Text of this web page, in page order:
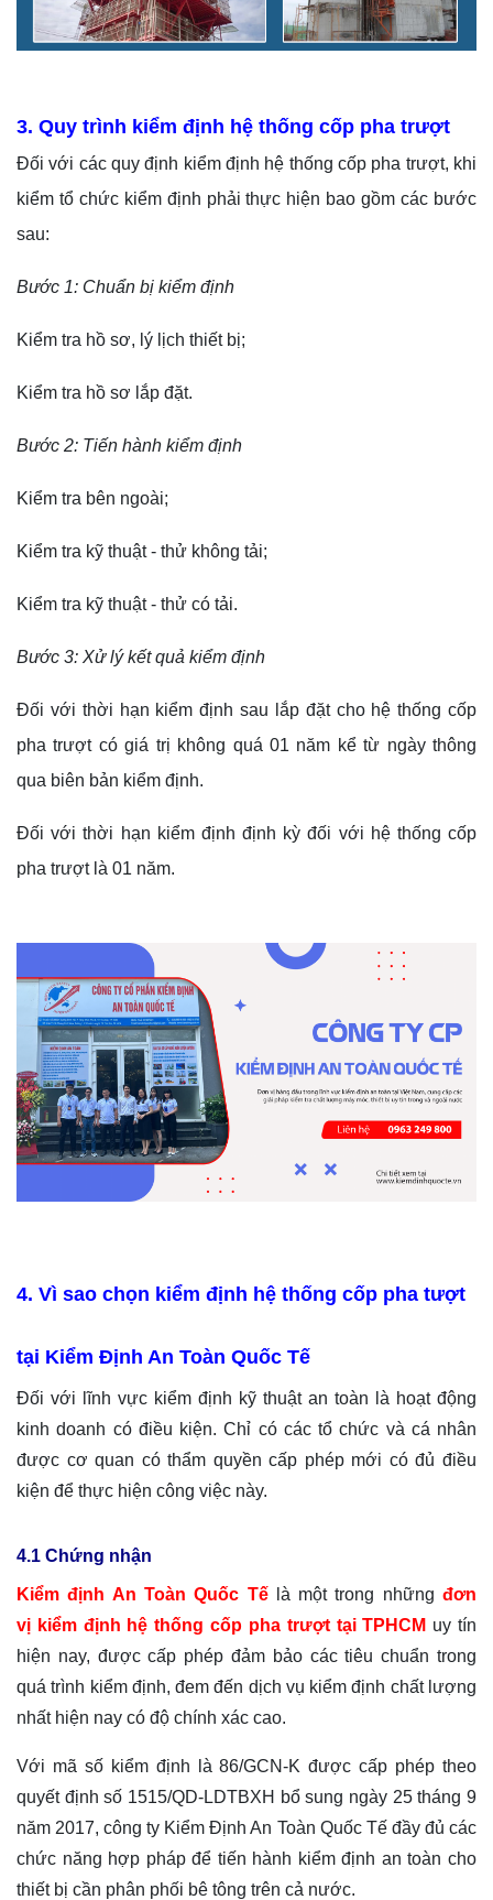
3. Quy trình kiểm định hệ thống cốp pha trượt
Đối với các quy định kiểm định hệ thống cốp pha trượt, khi
kiểm tổ chức kiểm định phải thực hiện bao gồm các bước
sau:
Bước 1: Chuẩn bị kiểm định
Kiểm tra hồ sơ, lý lịch thiết bị;
Kiểm tra hồ sơ lắp đặt.
Bước 2: Tiến hành kiểm định
Kiểm tra bên ngoài;
Kiểm tra kỹ thuật - thử không tải;
Kiểm tra kỹ thuật - thử có tải.
Bước 3: Xử lý kết quả kiểm định
Đối với thời hạn kiểm định sau lắp đặt cho hệ thống cốp
pha trượt có giá trị không quá 01 năm kể từ ngày thông
qua biên bản kiểm định.
Đối với thời hạn kiểm định định kỳ đối với hệ thống cốp
pha trượt là 01 năm.
4. Vì sao chọn kiểm định hệ thống cốp pha tượt
tại Kiểm Định An Toàn Quốc Tế
Đối với lĩnh vực kiểm định kỹ thuật an toàn là hoạt động
kinh doanh có điều kiện. Chỉ có các tổ chức và cá nhân
được cơ quan có thẩm quyền cấp phép mới có đủ điều
kiện để thực hiện công việc này.
4.1 Chứng nhận
Kiểm định An Toàn Quốc Tếlà một trong những đơn
vị kiểm định hệ thống cốp pha trượt tại TPHCM uy tín
hiện nay, được cấp phép đảm bảo các tiêu chuẩn trong
quá trình kiểm định, đem đến dịch vụ kiểm định chất lượng
nhất hiện nay có độ chính xác cao.
Với mã số kiểm định là 86/GCN-K được cấp phép theo
quyết định số 1515/QD-LDTBXH bổ sung ngày 25 tháng 9
năm 2017, công ty Kiểm Định An Toàn Quốc Tế đầy đủ các
chức năng hợp pháp để tiến hành kiểm định an toàn cho
thiết bị cần phân phối bê tông trên cả nước.